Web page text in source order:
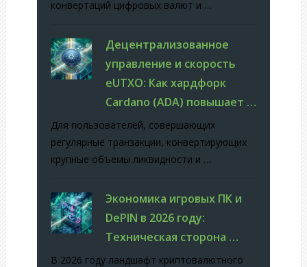
конвертаций цифровых валют и …
Децентрализованное
управление и скорость
eUTXO: Как хардфорк
Cardano (ADA) повышает …
Для пользователей, совершающих
регулярные транзакции, конвертирующих
крупные объемы ликвидности и …
Экономика игровых ПК и
DePIN в 2026 году:
Техническая сторона …
В 2026 году ландшафт криптовалютного